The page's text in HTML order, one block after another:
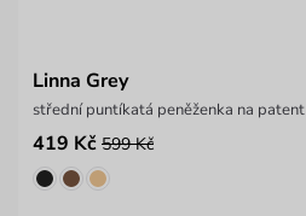
Linna Grey
střední puntíkatá peněženka na patent
419 Kč 599 Kč